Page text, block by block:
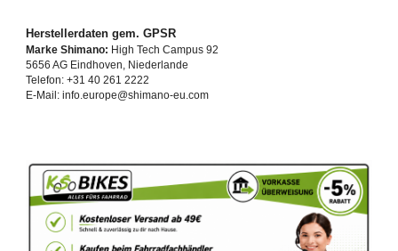
Herstellerdaten gem. GPSR
Marke Shimano: High Tech Campus 92
5656 AG Eindhoven, Niederlande
Telefon: +31 40 261 2222
E-Mail: info.europe@shimano-eu.com